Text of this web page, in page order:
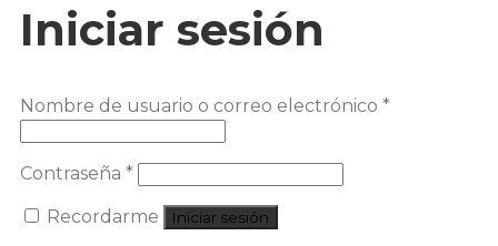
Iniciar sesión
Nombre de usuario o correo electrónico *
Contraseña *
Recordarme Iniciar sesión